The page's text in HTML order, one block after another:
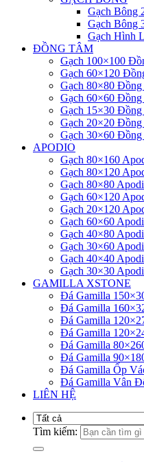
Gạch Bông
Gạch Bông
Gạch Hình
ĐỒNG TÂM
Gạch 100×100
Gạch 60×120
Gạch 80×80 Đồng
Gạch 60×60 Đồng
Gạch 15×30 Đồng
Gạch 20×20 Đồng
Gạch 30×60 Đồng
APODIO
Gạch 80×160
Gạch 80×120
Gạch 80×80
Gạch 60×120
Gạch 20×120
Gạch 60×60
Gạch 40×80
Gạch 30×60
Gạch 40×40
Gạch 30×30
GAMILLA XSTONE
Đá Gamilla
Đá Gamilla
Đá Gamilla
Đá Gamilla
Đá Gamilla
Đá Gamilla
Đá Gamilla Ốp
Đá Gamilla Vân
LIÊN HỆ
Tìm kiếm: